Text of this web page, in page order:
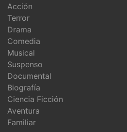
Acción
Terror
Drama
Comedia
Musical
Suspenso
Documental
Biografía
Ciencia Ficción
Aventura
Familiar